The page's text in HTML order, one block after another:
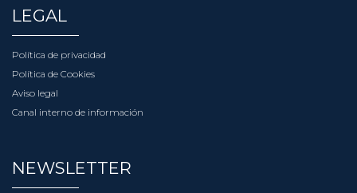
LEGAL
Política de privacidad
Política de Cookies
Aviso legal
Canal interno de información
NEWSLETTER